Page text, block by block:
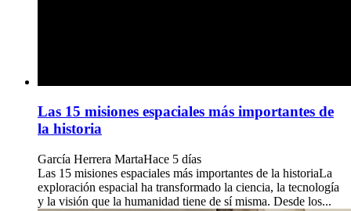
Las 15 misiones espaciales más importantes de
la historia
García Herrera MartaHace 5 días
Las 15 misiones espaciales más importantes de la historiaLa
exploración espacial ha transformado la ciencia, la tecnología
y la visión que la humanidad tiene de sí misma. Desde los...